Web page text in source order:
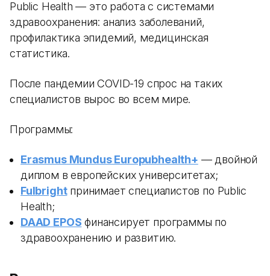
Public Health — это работа с системами
здравоохранения: анализ заболеваний,
профилактика эпидемий, медицинская
статистика.
После пандемии COVID-19 спрос на таких
специалистов вырос во всем мире.
Программы:
Erasmus Mundus Europubhealth+ — двойной
диплом в европейских университетах;
Fulbrightпринимает специалистов по Public
Health;
DAAD EPOS финансирует программы по
здравоохранению и развитию.